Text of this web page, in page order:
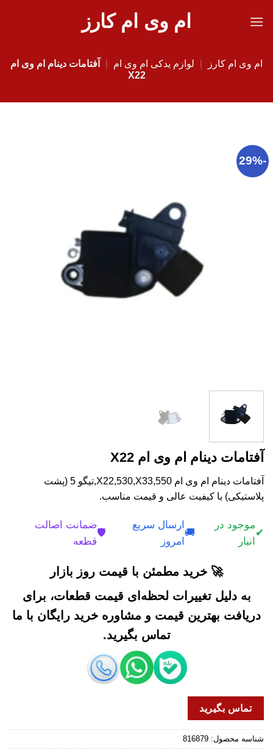
ام وی ام کارز
ام وی ام کارز لوازم یدکی ام وی ام
آفتامات دینام ام وی ام
X22
-29%
آفتامات دینام ام وی ام X22
آفتامات دینام ام وی ام X22,530,X33,550,تیگو 5 (پشت
پلاستیکی) با کیفیت عالی و قیمت مناسب.
✔
موجود در
انبار
🚚
ارسال سریع
امروز
🛡️
ضمانت اصالت
قطعه
🚀 خرید مطمئن با قیمت روز بازار
به دلیل تغییرات لحظه‌ای قیمت قطعات، برای
دریافت بهترین قیمت و مشاوره خرید رایگان با ما
تماس بگیرید.
تماس بگیرید
شناسه محصول: 816879